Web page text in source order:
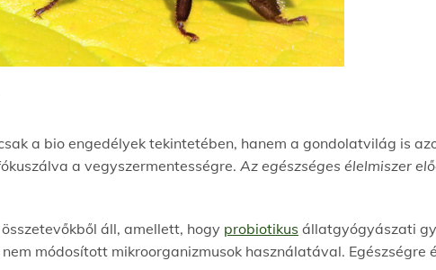
a bio engedélyek tekintetében, hanem a gondolatvilág is
a vegyszermentességre. Az egészséges élelmiszer
áll, amellett, hogy probiotikus állatgyógyászati
módosított mikroorganizmusok használatával. Egészségre